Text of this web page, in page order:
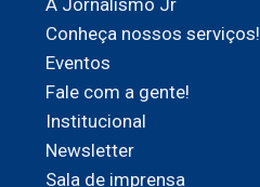
A Jornalismo Jr
Conheça nossos serviços!
Eventos
Fale com a gente!
Institucional
Newsletter
Sala de imprensa